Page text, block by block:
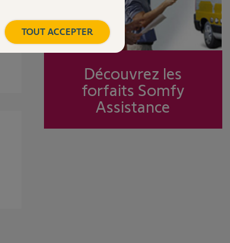
Découvrez les
forfaits Somfy
Assistance
TOUT ACCEPTER